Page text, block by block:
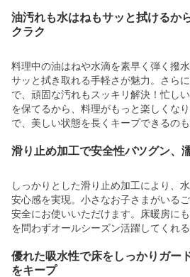
油汚れも水はねもサッと拭けるか
クラク
料理中の油はねや水滴を素早く弾く撥
サッと拭き取れる手軽さが魅力。さら
で、頑固な汚れもスッキリ解決！忙し
を保てるから、料理がもっと楽しくな
で、美しい状態を長くキープできるの
滑り止め加工で安全性バツグン、
しっかりとした滑り止め加工により、
安心感を実現。小さなお子さまがいる
安全にお使いいただけます。床暖房に
を問わずオールシーズン活躍してくれ
優れた吸水性で床をしっかりガー
をキープ